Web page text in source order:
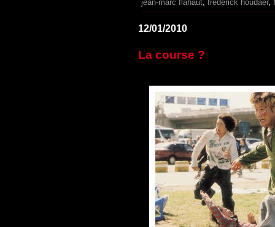
jean-marc flahaut frédérick houdaer,
12/01/2010
La course ?